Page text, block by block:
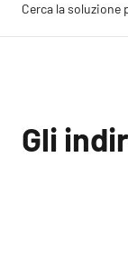
contenuto
Cerca la soluzione
Gli